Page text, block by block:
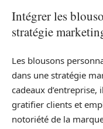
Intégrer les
stratégie
Les blousons
dans une stratégie
cadeaux
gratifier clients et
notoriété de la